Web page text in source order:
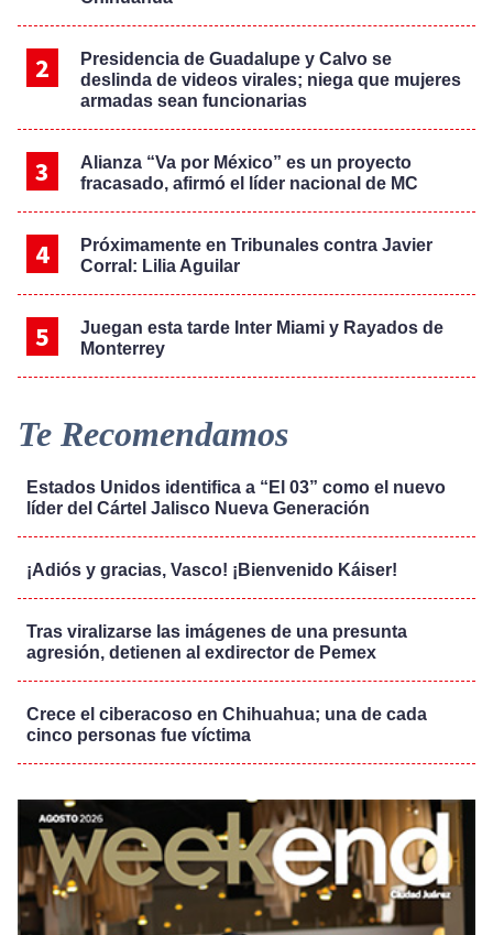
Presidencia de Guadalupe y Calvo se
deslinda de videos virales; niega que mujeres
armadas sean funcionarias
Alianza “Va por México” es un proyecto
fracasado, afirmó el líder nacional de MC
Próximamente en Tribunales contra Javier
Corral: Lilia Aguilar
Juegan esta tarde Inter Miami y Rayados de
Monterrey
Te Recomendamos
Estados Unidos identifica a “El 03” como el nuevo
líder del Cártel Jalisco Nueva Generación
¡Adiós y gracias, Vasco! ¡Bienvenido Káiser!
Tras viralizarse las imágenes de una presunta
agresión, detienen al exdirector de Pemex
Crece el ciberacoso en Chihuahua; una de cada
cinco personas fue víctima